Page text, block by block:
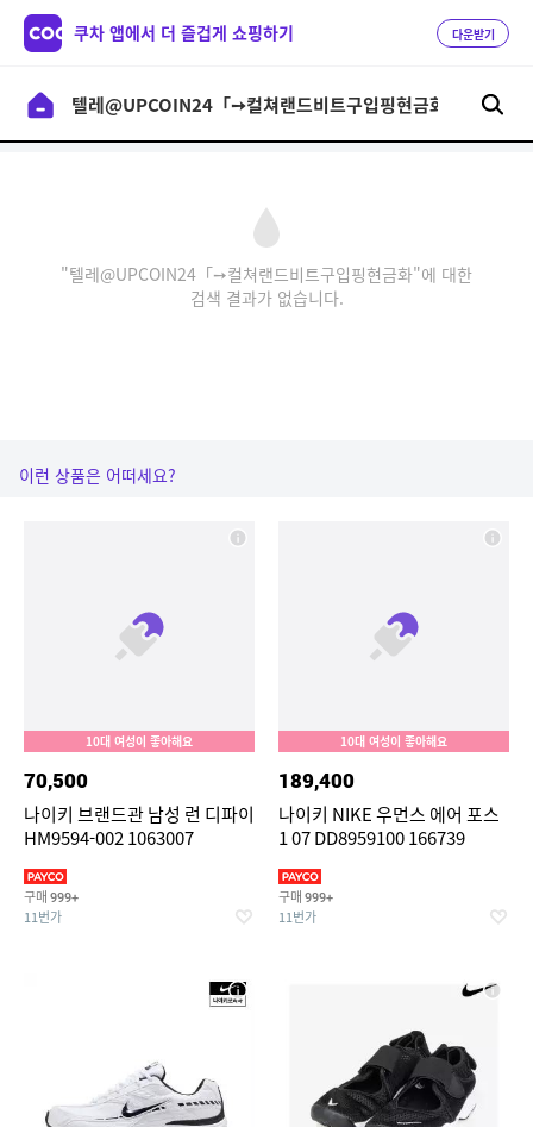
쿠차 앱에서 더 즐겁게 쇼핑하기 다운받기
"텔레@UPCOIN24「➙컬쳐랜드비트구입핑현금화"에 대한
검색 결과가 없습니다.
이런 상품은 어떠세요?
10대 여성이 좋아해요
70,500
나이키 브랜드관 남성 런 디파이
HM9594-002 1063007
구매 999+
11번가
10대 여성이 좋아해요
189,400
나이키 NIKE 우먼스 에어 포스
1 07 DD8959100 166739
구매 999+
11번가